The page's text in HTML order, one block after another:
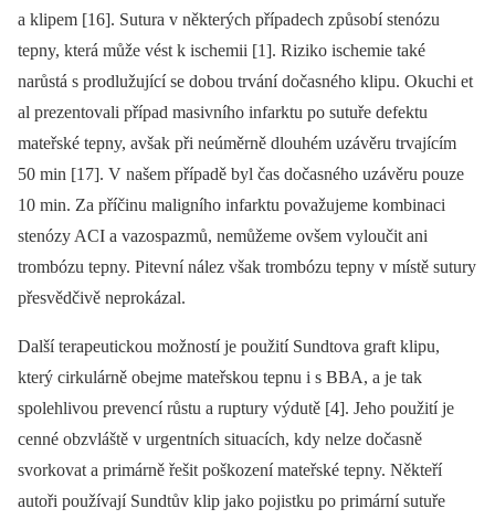
a klipem [16]. Sutura v ně­kte­rých případech způsobí stenózu
tepny, která může vést k ischemii [1]. Riziko ischemie také
narůstá s prodlužující se dobou trvání dočasného klipu. Okuchi et
al prezentovali případ masivního infarktu po sutuře defektu
mateřské tepny, avšak při neúměrně dlouhém uzávěru trvajícím
50 min [17]. V našem případě byl čas dočasného uzávěru pouze
10 min. Za příčinu maligního infarktu považujeme kombinaci
stenózy ACI a vazospazmů, nemůžeme ovšem vyloučit ani
trombózu tepny. Pitevní nález však trombózu tepny v místě sutury
přesvědčivě neprokázal.
Další terapeutickou možností je použití Sundtova graft klipu,
který cirkulárně obejme mateřskou tepnu i s BBA, a je tak
spolehlivou prevencí růstu a ruptury výdutě [4]. Jeho použití je
cenné obzvláště v urgentních situacích, kdy nelze dočasně
svorkovat a primárně řešit poškození mateřské tepny. Někteří
autoři používají Sundtův klip jako pojistku po primární sutuře